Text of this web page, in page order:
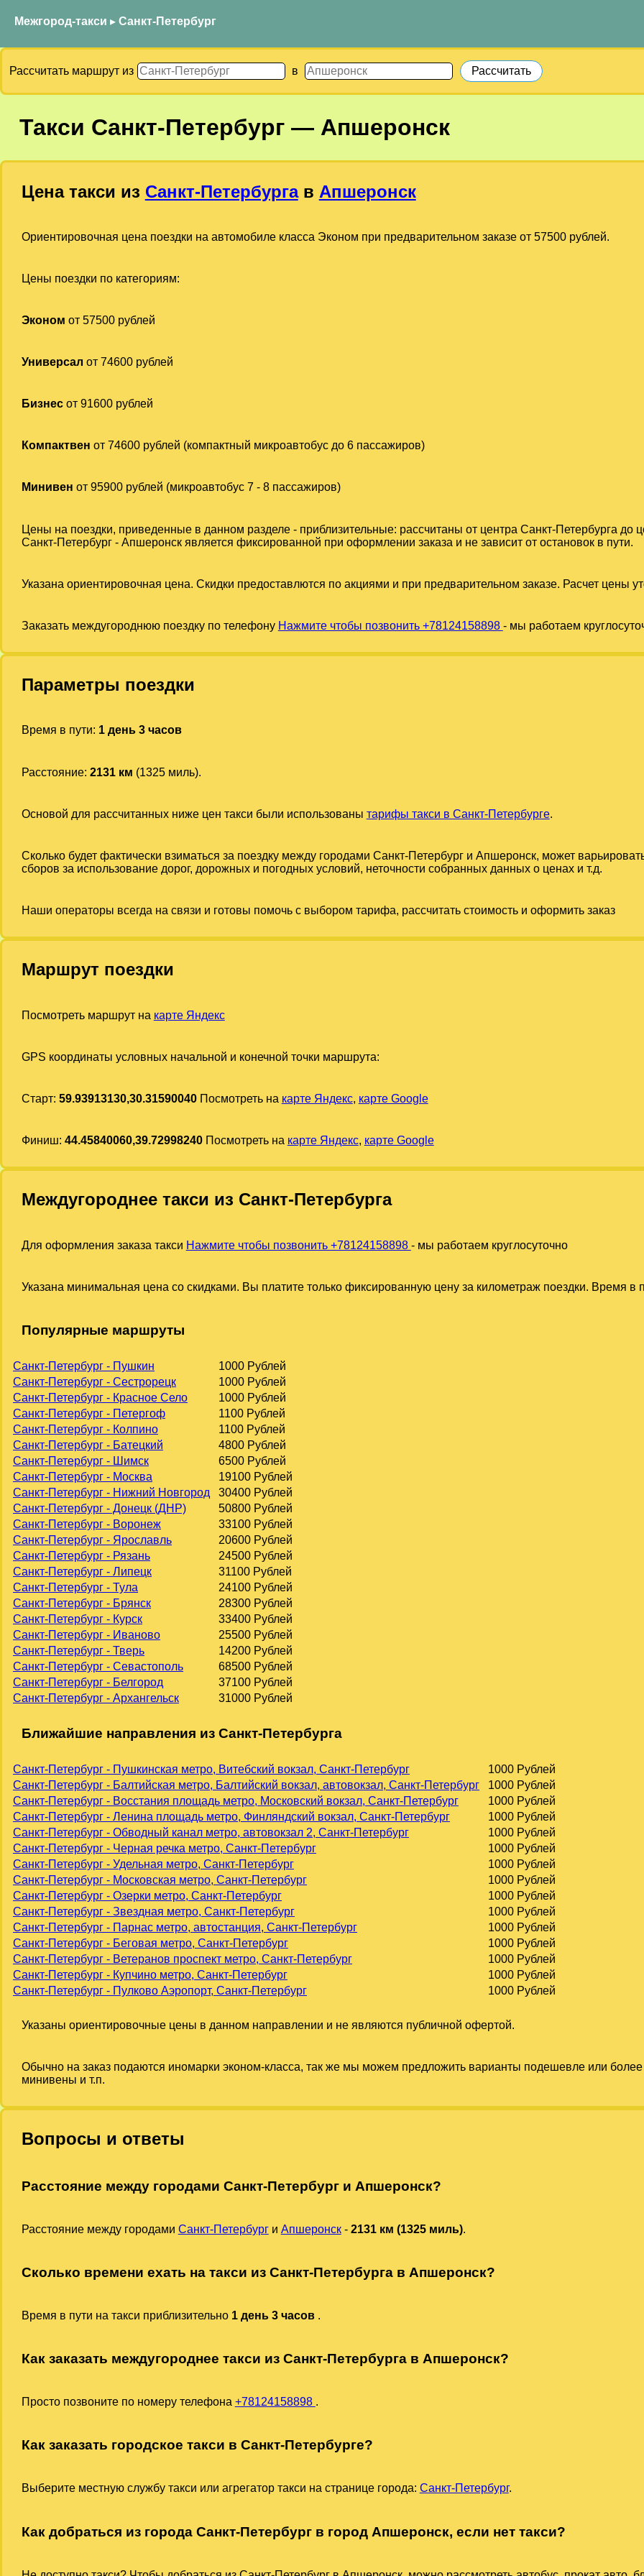
Межгород-такси ▸ Санкт-Петербург
Рассчитать маршрут из в
Такси Санкт-Петербург— Апшеронск
Цена такси из Санкт-Петербургав Апшеронск
Ориентировочная цена поездки на автомобиле класса Эконом при предварительном заказе от 57500 рублей.
Цены поездки по категориям:
Эконом от 57500 рублей
Универсал от 74600 рублей
Бизнесот 91600 рублей
Компактвен от 74600 рублей (компактный микроавтобус до 6 пассажиров)
Минивен от 95900 рублей (микроавтобус 7 - 8 пассажиров)
Цены на поездки, приведенные в данном разделе - приблизительные: рассчитаны от центра Санкт-Петербурга
Санкт-Петербург - Апшеронск является фиксированной при оформлении заказа и не зависит от остановок в пути.
Указана ориентировочная цена. Скидки предоставлются по акциями и при предварительном заказе. Расчет цены
Заказать междугороднюю поездку по телефону Нажмите чтобы позвонить +78124158898 - мы работаем
Параметры поездки
Время в пути: 1 день 3 часов
Расстояние: 2131 км (1325 миль).
Основой для рассчитанных ниже цен такси были использованы тарифы такси в Санкт-Петербурге.
Сколько будет фактически взиматься за поездку между городами Санкт-Петербурги Апшеронск, может
сборов за использование дорог, дорожных и погодных условий, неточности собранных данных о ценах и т.д.
Наши операторы всегда на связи и готовы помочь с выбором тарифа, рассчитать стоимость и оформить заказ
Маршрут поездки
Посмотреть маршрут на карте Яндекс
GPS координаты условных начальной и конечной точки маршрута:
Старт: 59.93913130,30.31590040Посмотреть на карте Яндекс, карте Google
Финиш: 44.45840060,39.72998240Посмотреть на карте Яндекс, карте Google
Междугороднее такси из Санкт-Петербурга
Для оформления заказа такси Нажмите чтобы позвонить +78124158898 - мы работаем круглосуточно
Указана минимальная цена со скидками. Вы платите только фиксированную цену за километраж поездки. Время в
Популярные маршруты
Санкт-Петербург - Пушкин
1000 Рублей
Санкт-Петербург - Сестрорецк
1000 Рублей
Санкт-Петербург - Красное Село
1000 Рублей
Санкт-Петербург - Петергоф
1100 Рублей
Санкт-Петербург - Колпино
1100 Рублей
Санкт-Петербург - Батецкий
4800 Рублей
Санкт-Петербург - Шимск
6500 Рублей
Санкт-Петербург - Москва
19100 Рублей
Санкт-Петербург - Нижний Новгород
30400 Рублей
Санкт-Петербург - Донецк (ДНР)
50800 Рублей
Санкт-Петербург - Воронеж
33100 Рублей
Санкт-Петербург - Ярославль
20600 Рублей
Санкт-Петербург - Рязань
24500 Рублей
Санкт-Петербург - Липецк
31100 Рублей
Санкт-Петербург - Тула
24100 Рублей
Санкт-Петербург - Брянск
28300 Рублей
Санкт-Петербург - Курск
33400 Рублей
Санкт-Петербург - Иваново
25500 Рублей
Санкт-Петербург - Тверь
14200 Рублей
Санкт-Петербург - Севастополь
68500 Рублей
Санкт-Петербург - Белгород
37100 Рублей
Санкт-Петербург - Архангельск
31000 Рублей
Ближайшие направления из Санкт-Петербурга
Санкт-Петербург - Пушкинская метро, Витебский вокзал, Санкт-Петербург
1000 Рублей
Санкт-Петербург - Балтийская метро, Балтийский вокзал, автовокзал, Санкт-Петербург
1000 Рублей
Санкт-Петербург - Восстания площадь метро, Московский вокзал, Санкт-Петербург
1000 Рублей
Санкт-Петербург - Ленина площадь метро, Финляндский вокзал, Санкт-Петербург
1000 Рублей
Санкт-Петербург - Обводный канал метро, автовокзал 2, Санкт-Петербург
1000 Рублей
Санкт-Петербург - Черная речка метро, Санкт-Петербург
1000 Рублей
Санкт-Петербург - Удельная метро, Санкт-Петербург
1000 Рублей
Санкт-Петербург - Московская метро, Санкт-Петербург
1000 Рублей
Санкт-Петербург - Озерки метро, Санкт-Петербург
1000 Рублей
Санкт-Петербург - Звездная метро, Санкт-Петербург
1000 Рублей
Санкт-Петербург - Парнас метро, автостанция, Санкт-Петербург
1000 Рублей
Санкт-Петербург - Беговая метро, Санкт-Петербург
1000 Рублей
Санкт-Петербург - Ветеранов проспект метро, Санкт-Петербург
1000 Рублей
Санкт-Петербург - Купчино метро, Санкт-Петербург
1000 Рублей
Санкт-Петербург - Пулково Аэропорт, Санкт-Петербург
1000 Рублей
Указаны ориентировочные цены в данном направлении и не являются публичной офертой.
Обычно на заказ подаются иномарки эконом-класса, так же мы можем предложить варианты подешевле или
минивены и т.п.
Вопросы и ответы
Расстояние между городами Санкт-Петербург и Апшеронск?
Расстояние между городами Санкт-Петербурги Апшеронск- 2131 км (1325 миль).
Сколько времени ехать на такси из Санкт-Петербурга в Апшеронск?
Время в пути на такси приблизительно 1 день 3 часов .
Как заказать междугороднее такси из Санкт-Петербурга в Апшеронск?
Просто позвоните по номеру телефона +78124158898 .
Как заказать городское такси в Санкт-Петербурге?
Выберите местную службу такси или агрегатор такси на странице города: Санкт-Петербург.
Как добраться из города Санкт-Петербург в город Апшеронск, если нет такси?